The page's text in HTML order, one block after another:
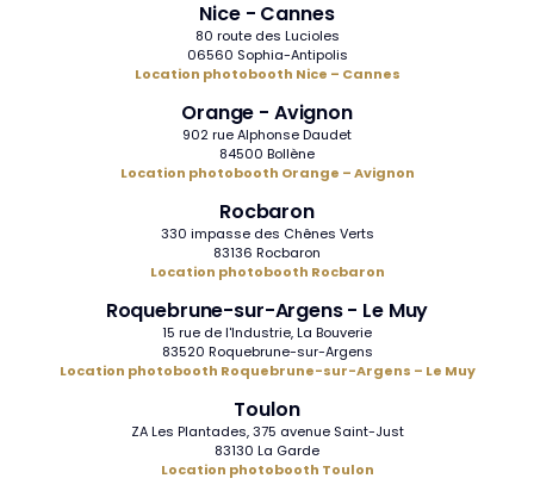
Nice - Cannes
80 route des Lucioles
06560 Sophia-Antipolis
Location photobooth Nice – Cannes
Orange - Avignon
902 rue Alphonse Daudet
84500 Bollène
Location photobooth Orange – Avignon
Rocbaron
330 impasse des Chênes Verts
83136 Rocbaron
Location photobooth Rocbaron
Roquebrune-sur-Argens - Le Muy
15 rue de l'Industrie, La Bouverie
83520 Roquebrune-sur-Argens
Location photobooth Roquebrune-sur-Argens – Le Muy
Toulon
ZA Les Plantades, 375 avenue Saint-Just
83130 La Garde
Location photobooth Toulon